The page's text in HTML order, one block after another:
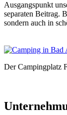
Ausgangspunkt
separaten Beitrag.
sondern auch in
Der Campingplatz